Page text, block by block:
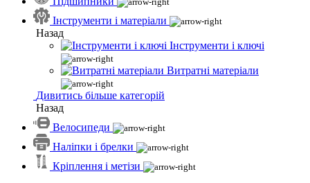
Інструменти і матеріали
Назад
Інструменти і ключі
Витратні матеріали
Дивитись більше категорій
Назад
Велосипеди
Наліпки і брелки
Кріплення і метізи